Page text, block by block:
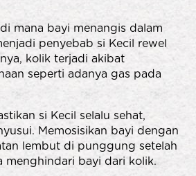
mana bayi menangis dalam
penyebab si Kecil rewel
kolik terjadi akibat
seperti adanya gas pada
si Kecil selalu sehat,
Memosisikan bayi dengan
lembut di punggung setelah
menghindari bayi dari kolik.